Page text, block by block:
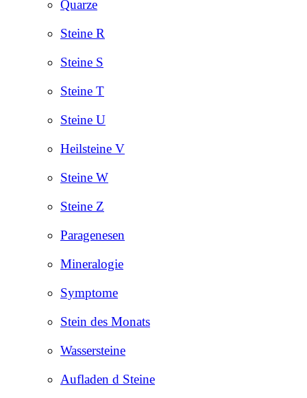
Quarze
Steine R
Steine S
Steine T
Steine U
Heilsteine V
Steine W
Steine Z
Paragenesen
Mineralogie
Symptome
Stein des Monats
Wassersteine
Aufladen d Steine